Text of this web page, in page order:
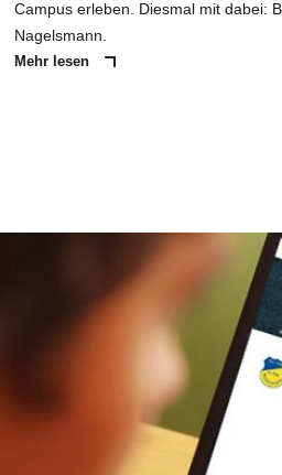
Campus erleben. Diesmal mit dabei:
Nagelsmann.
Mehr lesen